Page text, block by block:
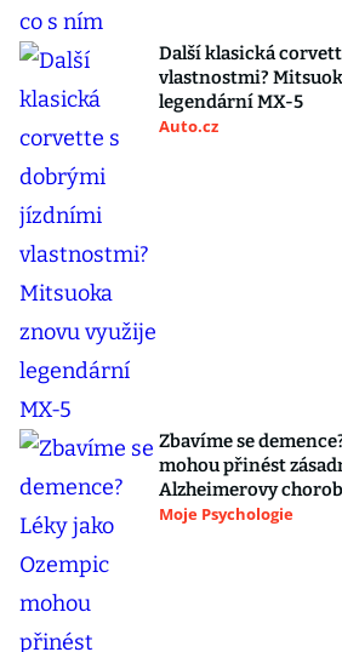
Další klasická
vlastnostmi?
legendární MX-5
Auto.cz
Zbavíme se
mohou přinést
Alzheimerovy
Moje Psychologie